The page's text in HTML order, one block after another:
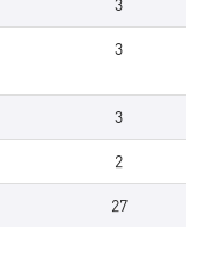
3
3
2
27